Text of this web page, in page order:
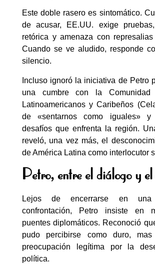
Este doble rasero es sintomático.
de acusar, EE.UU. exige
retórica y amenaza con represalias
Cuando se ve aludido, responde
silencio.
Incluso ignoró la iniciativa de Petro
una cumbre con la Comunidad
Latinoamericanos y Caribeños
de «sentarnos como iguales» y
desafíos que enfrenta la región.
reveló, una vez más, el
de América Latina como interlocutor
Petro, entre el diálogo y el
Lejos de encerrarse en
confrontación, Petro insiste en
puentes diplomáticos. Reconoció
pudo percibirse como duro,
preocupación legítima por la
política.